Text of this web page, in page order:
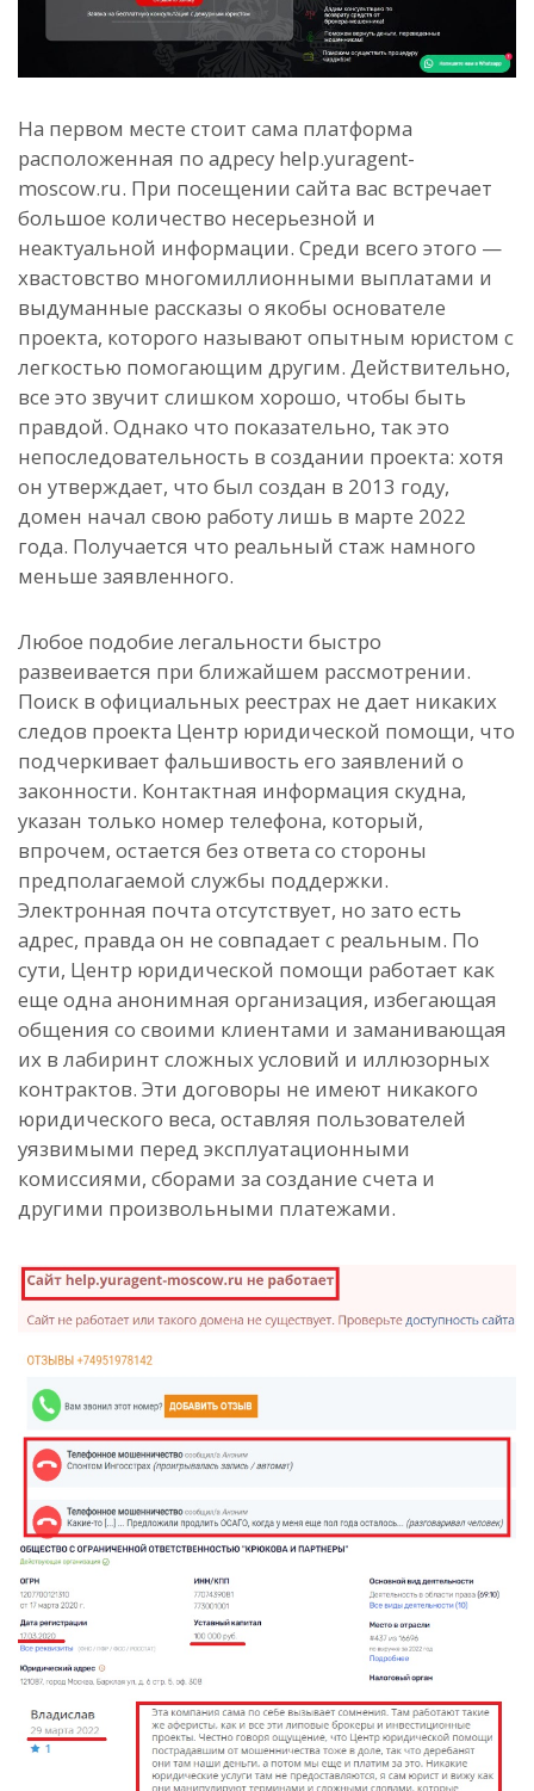
На первом месте стоит сама платформа
расположенная по адресу help.yuragent-
moscow.ru. При посещении сайта вас встречает
большое количество несерьезной и
неактуальной информации. Среди всего этого —
хвастовство многомиллионными выплатами и
выдуманные рассказы о якобы основателе
проекта, которого называют опытным юристом с
легкостью помогающим другим. Действительно,
все это звучит слишком хорошо, чтобы быть
правдой. Однако что показательно, так это
непоследовательность в создании проекта: хотя
он утверждает, что был создан в 2013 году,
домен начал свою работу лишь в марте 2022
года. Получается что реальный стаж намного
меньше заявленного.
Любое подобие легальности быстро
развеивается при ближайшем рассмотрении.
Поиск в официальных реестрах не дает никаких
следов проекта Центр юридической помощи, что
подчеркивает фальшивость его заявлений о
законности. Контактная информация скудна,
указан только номер телефона, который,
впрочем, остается без ответа со стороны
предполагаемой службы поддержки.
Электронная почта отсутствует, но зато есть
адрес, правда он не совпадает с реальным. По
сути, Центр юридической помощи работает как
еще одна анонимная организация, избегающая
общения со своими клиентами и заманивающая
их в лабиринт сложных условий и иллюзорных
контрактов. Эти договоры не имеют никакого
юридического веса, оставляя пользователей
уязвимыми перед эксплуатационными
комиссиями, сборами за создание счета и
другими произвольными платежами.